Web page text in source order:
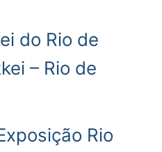
do Rio de
– Rio de
Rio